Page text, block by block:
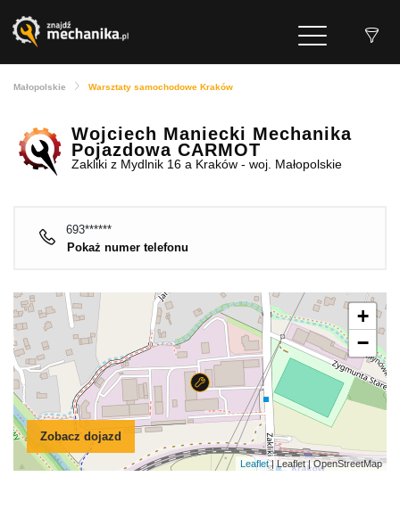
Małopolskie Warsztaty samochodowe Kraków
Wojciech Maniecki Mechanika
Pojazdowa CARMOT
Zakliki z Mydlnik 16 a Kraków - woj. Małopolskie
693******
Pokaż numer telefonu
Zobacz dojazd
+
−
Leaflet| Leaflet | OpenStreetMap